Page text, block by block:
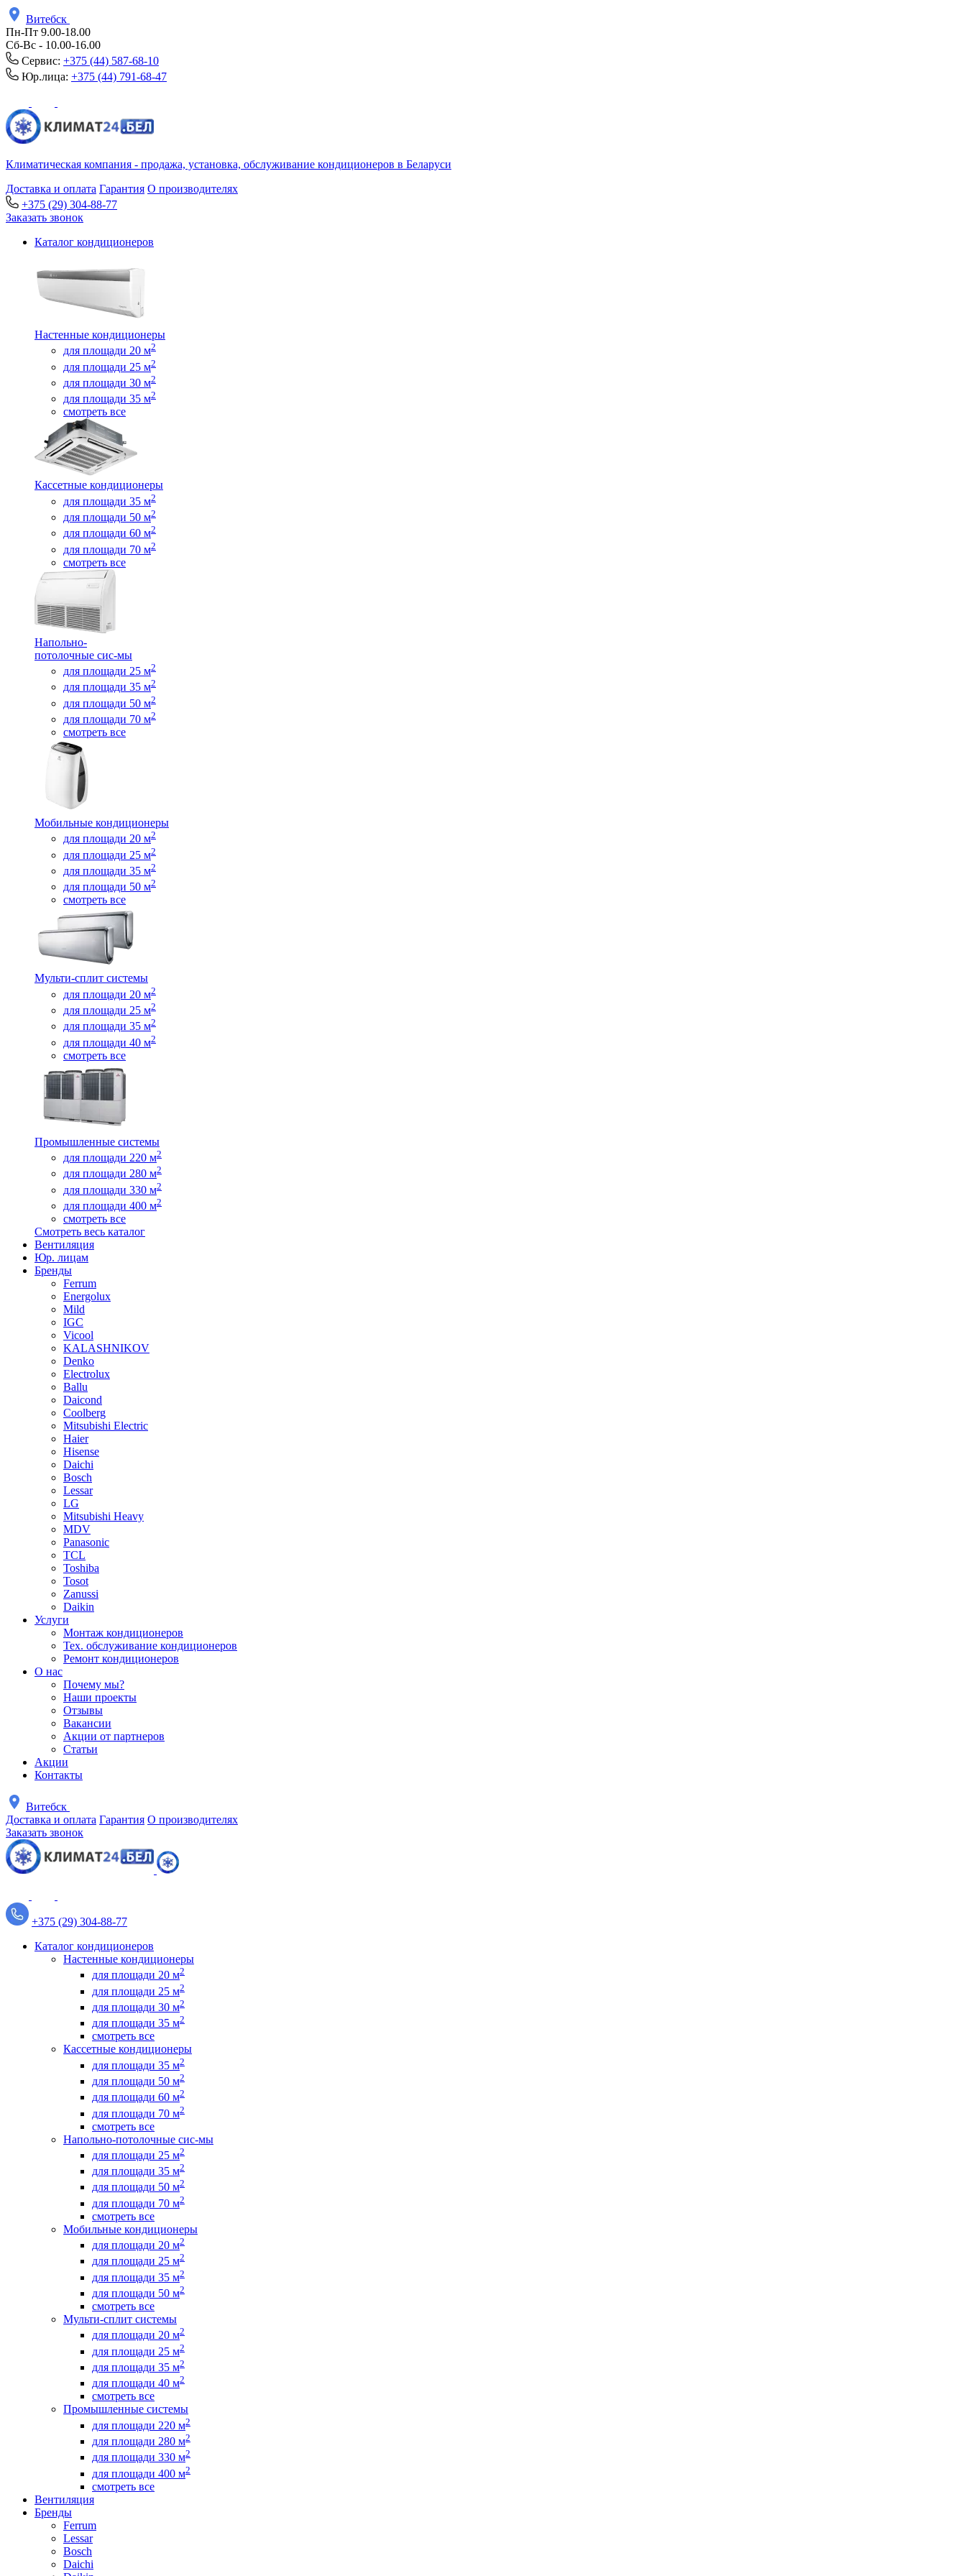
Витебск
Пн-Пт 9.00-18.00
Сб-Вс - 10.00-16.00
Сервис: +375 (44) 587-68-10
Юр.лица: +375 (44) 791-68-47
Климатическая компания - продажа, установка, обслуживание кондиционеров в Беларуси
Доставка и оплата Гарантия О производителях
+375 (29) 304-88-77
Заказать звонок
Каталог кондиционеров
Настенные кондиционеры
для площади 20 м2
для площади 25 м2
для площади 30 м2
для площади 35 м2
смотреть все
Кассетные кондиционеры
для площади 35 м2
для площади 50 м2
для площади 60 м2
для площади 70 м2
смотреть все
Напольно-
потолочные сис-мы
для площади 25 м2
для площади 35 м2
для площади 50 м2
для площади 70 м2
смотреть все
Мобильные кондиционеры
для площади 20 м2
для площади 25 м2
для площади 35 м2
для площади 50 м2
смотреть все
Мульти-сплит системы
для площади 20 м2
для площади 25 м2
для площади 35 м2
для площади 40 м2
смотреть все
Промышленные системы
для площади 220 м2
для площади 280 м2
для площади 330 м2
для площади 400 м2
смотреть все
Смотреть весь каталог
Вентиляция
Юр. лицам
Бренды
Ferrum
Energolux
Mild
IGC
Vicool
KALASHNIKOV
Denko
Electrolux
Ballu
Daicond
Coolberg
Mitsubishi Electric
Haier
Hisense
Daichi
Bosch
Lessar
LG
Mitsubishi Heavy
MDV
Panasonic
TCL
Toshiba
Tosot
Zanussi
Daikin
Услуги
Монтаж кондиционеров
Тех. обслуживание кондиционеров
Ремонт кондиционеров
О нас
Почему мы?
Наши проекты
Отзывы
Вакансии
Акции от партнеров
Статьи
Акции
Контакты
Витебск
Доставка и оплата Гарантия О производителях
Заказать звонок
+375 (29) 304-88-77
Каталог кондиционеров
Настенные кондиционеры
для площади 20 м2
для площади 25 м2
для площади 30 м2
для площади 35 м2
смотреть все
Кассетные кондиционеры
для площади 35 м2
для площади 50 м2
для площади 60 м2
для площади 70 м2
смотреть все
Напольно-потолочные сис-мы
для площади 25 м2
для площади 35 м2
для площади 50 м2
для площади 70 м2
смотреть все
Мобильные кондиционеры
для площади 20 м2
для площади 25 м2
для площади 35 м2
для площади 50 м2
смотреть все
Мульти-сплит системы
для площади 20 м2
для площади 25 м2
для площади 35 м2
для площади 40 м2
смотреть все
Промышленные системы
для площади 220 м2
для площади 280 м2
для площади 330 м2
для площади 400 м2
смотреть все
Вентиляция
Бренды
Ferrum
Lessar
Bosch
Daichi